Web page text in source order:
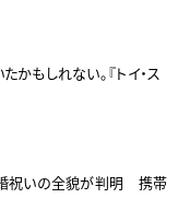
かもしれない。『トイ・ス
婚祝いの全貌が判明 携帯